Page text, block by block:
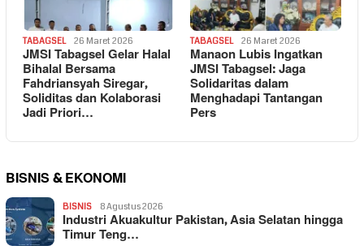
TABAGSEL 26 Maret 2026
JMSI Tabagsel Gelar Halal
Bihalal Bersama
Fahdriansyah Siregar,
Soliditas dan Kolaborasi
Jadi Priori…
TABAGSEL 26 Maret 2026
Manaon Lubis Ingatkan
JMSI Tabagsel: Jaga
Solidaritas dalam
Menghadapi Tantangan
Pers
BISNIS & EKONOMI
BISNIS 8 Agustus 2026
Industri Akuakultur Pakistan, Asia Selatan hingga
Timur Teng…